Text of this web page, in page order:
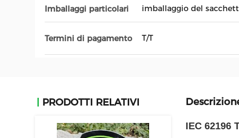
Imballaggi particolari imballaggio del
Termini di pagamento T/T
PRODOTTI RELATIVI
IEC 62196